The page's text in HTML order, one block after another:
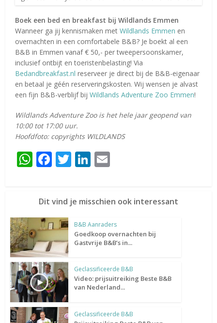
Boek een bed en breakfast bij Wildlands Emmen
Wanneer ga jij kennismaken metWildlands Emmen en
overnachten in een comfortabele B&B? Je boekt al een
B&B in Emmen vanaf € 50,- per tweepersoonskamer,
inclusief ontbijt en toeristenbelasting! Via
Bedandbreakfast.nl reserveer je direct bij de B&B-eigenaar
en betaal je géén reserveringskosten. Wij wensen je alvast
een fijn B&B-verblijf bijWildlands Adventure Zoo Emmen!
Wildlands Adventure Zoo is het hele jaar geopend van
10:00 tot 17:00 uur.
Hoofdfoto: copyrights WILDLANDS
WhatsApp
Facebook
TwitterLinkedIn
Dit vind je misschien ook interessant
B&B Aanraders
Goedkoop overnachten bij
Gastvrije B&B’s in...
Geclassificeerde B&B
Video: prijsuitreiking Beste B&B
van Nederland...
Geclassificeerde B&B